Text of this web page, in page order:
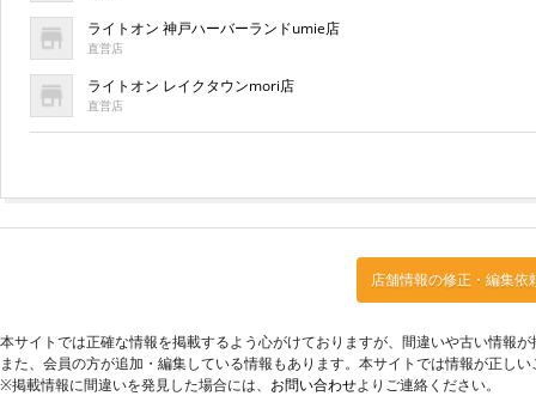
ライトオン 神戸ハーバーランドumie店
直営店
ライトオン レイクタウンmori店
直営店
店舗情報の修正・編集依
本サイトでは正確な情報を掲載するよう心がけておりますが、間違いや古い情報
また、会員の方が追加・編集している情報もあります。本サイトでは情報が正し
※掲載情報に間違いを発見した場合には、 お問い合わせよりご連絡ください。